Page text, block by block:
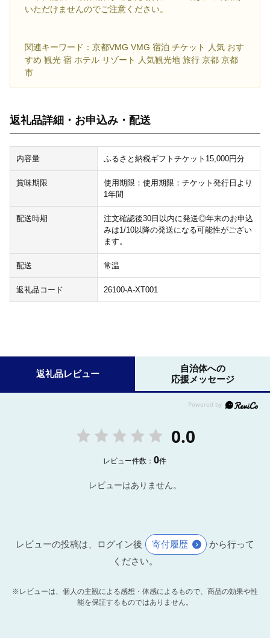
いただけませんのでご注意ください。
関連キーワード：京都VMG VMG 宿泊 チケット 人気 おす
すめ 観光 宿 ホテル リゾート 人気観光地 旅行 京都 京都
市
返礼品詳細・お申込み・配送
内容量 ふるさと納税ギフトチケット15,000円分
賞味期限
使用期限：使用期限：チケット発行日より
1年間
配送時期
注文確認後30日以内に発送◎年末のお申込
みは1/10以降の発送になる可能性がござい
ます。
配送 常温
返礼品コード 26100-A-XT001
返礼品レビュー
自治体への
応援メッセージ
0.0
レビュー件数：0件
レビューはありません。
レビューの投稿は、ログイン後 寄付履歴
から行って
ください。
※レビューは、個人の主観による感想・体感によるもので、商品の効果や性
能を保証するものではありません。